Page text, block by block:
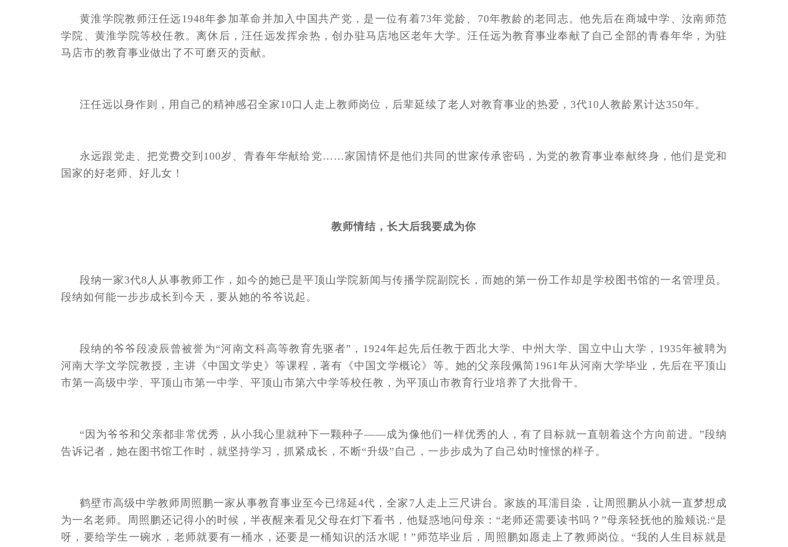
黄淮学院教师汪任远1948年参加革命并加入中国共产党，是一位有着73年党龄、70年教龄的老同志。他先后在商城中学、汝南师范
学院、黄淮学院等校任教。离休后，汪任远发挥余热，创办驻马店地区老年大学。汪任远为教育事业奉献了自己全部的青春年华，为驻
马店市的教育事业做出了不可磨灭的贡献。
汪任远以身作则，用自己的精神感召全家10口人走上教师岗位，后辈延续了老人对教育事业的热爱，3代10人教龄累计达350年。
永远跟党走、把党费交到100岁、青春年华献给党……家国情怀是他们共同的世家传承密码，为党的教育事业奉献终身，他们是党和
国家的好老师、好儿女！
教师情结，长大后我要成为你
段纳一家3代8人从事教师工作，如今的她已是平顶山学院新闻与传播学院副院长，而她的第一份工作却是学校图书馆的一名管理员。
段纳如何能一步步成长到今天，要从她的爷爷说起。
段纳的爷爷段凌辰曾被誉为“河南文科高等教育先驱者”，1924年起先后任教于西北大学、中州大学、国立中山大学，1935年被聘为
河南大学文学院教授，主讲《中国文学史》等课程，著有《中国文学概论》等。她的父亲段佩简1961年从河南大学毕业，先后在平顶山
市第一高级中学、平顶山市第一中学、平顶山市第六中学等校任教，为平顶山市教育行业培养了大批骨干。
“因为爷爷和父亲都非常优秀，从小我心里就种下一颗种子——成为像他们一样优秀的人，有了目标就一直朝着这个方向前进。”段纳
告诉记者，她在图书馆工作时，就坚持学习，抓紧成长，不断“升级”自己，一步步成为了自己幼时憧憬的样子。
鹤壁市高级中学教师周照鹏一家从事教育事业至今已绵延4代，全家7人走上三尺讲台。家族的耳濡目染，让周照鹏从小就一直梦想成
为一名老师。周照鹏还记得小的时候，半夜醒来看见父母在灯下看书，他疑惑地问母亲：“老师还需要读书吗？”母亲轻抚他的脸颊说:“是
呀，要给学生一碗水，老师就要有一桶水，还要是一桶知识的活水呢！”师范毕业后，周照鹏如愿走上了教师岗位。“我的人生目标就是